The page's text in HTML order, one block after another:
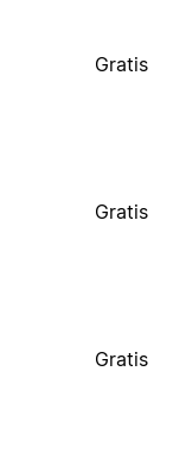
Gratis
Gratis
Gratis